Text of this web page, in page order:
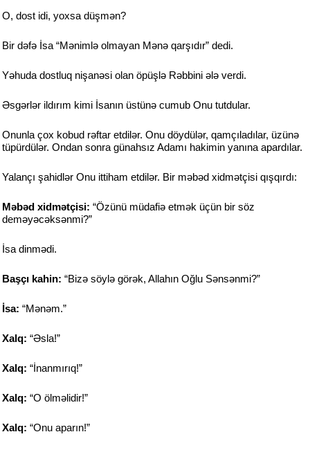
O, dost idi, yoxsa düşmən?
Bir dəfə İsa “Mənimlə olmayan Mənə qarşıdır” dedi.
Yəhuda dostluq nişanəsi olan öpüşlə Rəbbini ələ verdi.
Əsgərlər ildırım kimi İsanın üstünə cumub Onu tutdular.
Onunla çox kobud rəftar etdilər. Onu döydülər, qamçıladılar, üzünə
tüpürdülər. Ondan sonra günahsız Adamı hakimin yanına apardılar.
Yalançı şahidlər Onu ittiham etdilər. Bir məbəd xidmətçisi qışqırdı:
Məbəd xidmətçisi: “Özünü müdafiə etmək üçün bir söz
deməyəcəksənmi?”
İsa dinmədi.
Başçı kahin: “Bizə söylə görək, Allahın Oğlu Sənsənmi?”
İsa: “Mənəm.”
Xalq: “Əsla!”
Xalq: “İnanmırıq!”
Xalq: “O ölməlidir!”
Xalq: “Onu aparın!”